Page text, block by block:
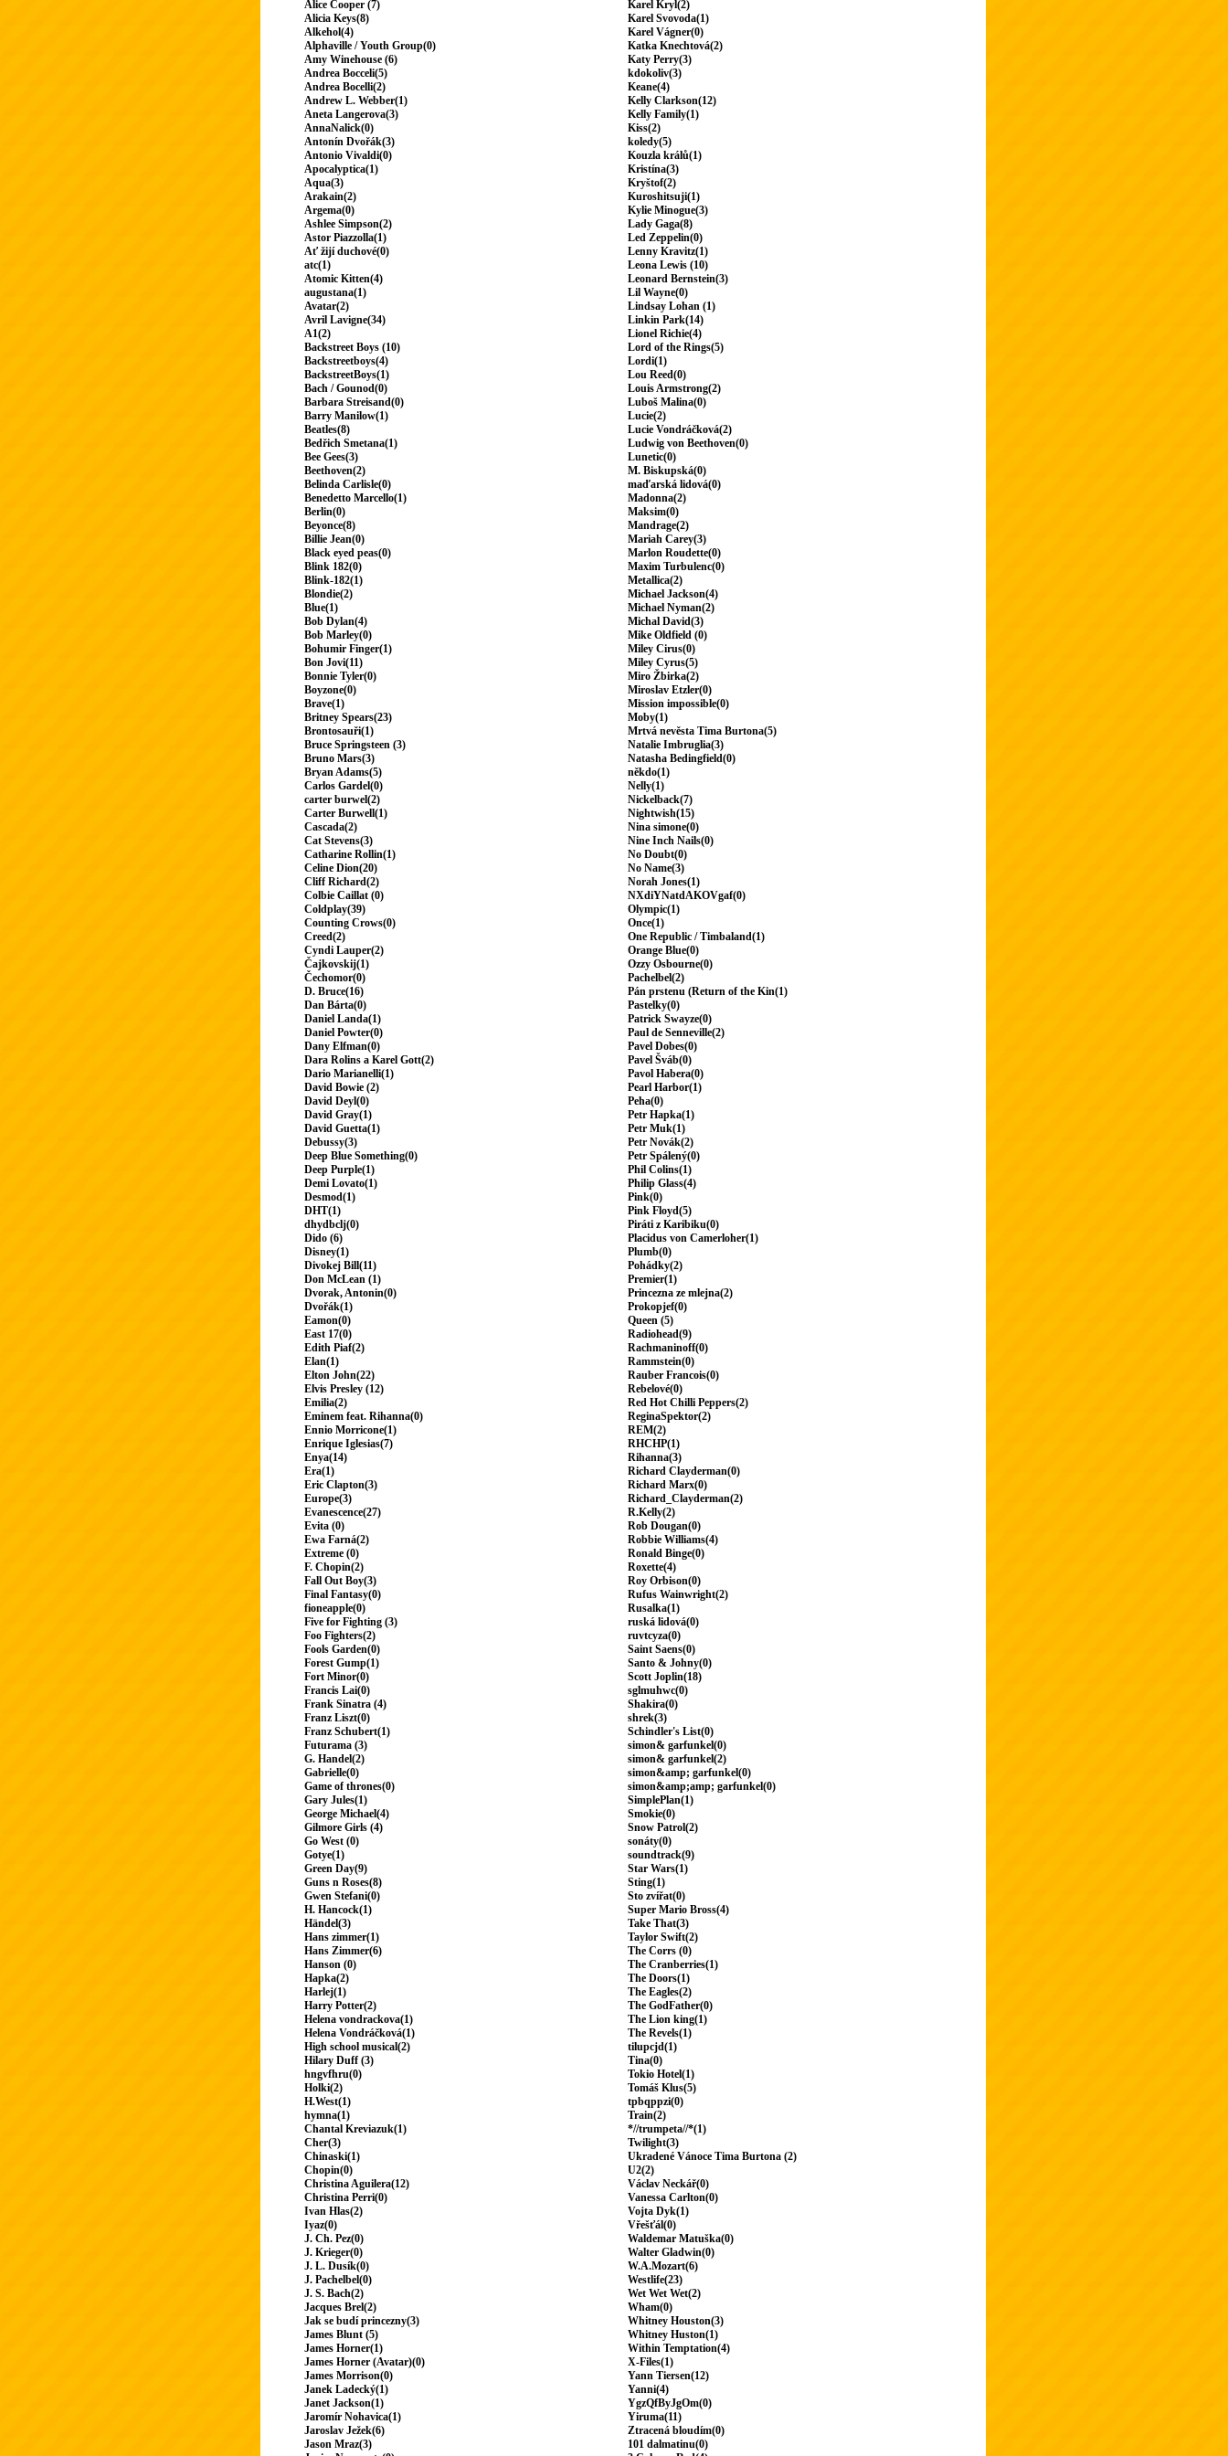
Alice Cooper (7)
Alicia Keys(8)
Alkehol(4)
Alphaville / Youth Group(0)
Amy Winehouse (6)
Andrea Bocceli(5)
Andrea Bocelli(2)
Andrew L. Webber(1)
Aneta Langerova(3)
AnnaNalick(0)
Antonín Dvořák(3)
Antonio Vivaldi(0)
Apocalyptica(1)
Aqua(3)
Arakain(2)
Argema(0)
Ashlee Simpson(2)
Astor Piazzolla(1)
Ať žijí duchové(0)
atc(1)
Atomic Kitten(4)
augustana(1)
Avatar(2)
Avril Lavigne(34)
A1(2)
Backstreet Boys (10)
Backstreetboys(4)
BackstreetBoys(1)
Bach / Gounod(0)
Barbara Streisand(0)
Barry Manilow(1)
Beatles(8)
Bedřich Smetana(1)
Bee Gees(3)
Beethoven(2)
Belinda Carlisle(0)
Benedetto Marcello(1)
Berlin(0)
Beyonce(8)
Billie Jean(0)
Black eyed peas(0)
Blink 182(0)
Blink-182(1)
Blondie(2)
Blue(1)
Bob Dylan(4)
Bob Marley(0)
Bohumir Finger(1)
Bon Jovi(11)
Bonnie Tyler(0)
Boyzone(0)
Brave(1)
Britney Spears(23)
Brontosauři(1)
Bruce Springsteen (3)
Bruno Mars(3)
Bryan Adams(5)
Carlos Gardel(0)
carter burwel(2)
Carter Burwell(1)
Cascada(2)
Cat Stevens(3)
Catharine Rollin(1)
Celine Dion(20)
Cliff Richard(2)
Colbie Caillat (0)
Coldplay(39)
Counting Crows(0)
Creed(2)
Cyndi Lauper(2)
Čajkovskij(1)
Čechomor(0)
D. Bruce(16)
Dan Bárta(0)
Daniel Landa(1)
Daniel Powter(0)
Dany Elfman(0)
Dara Rolins a Karel Gott(2)
Dario Marianelli(1)
David Bowie (2)
David Deyl(0)
David Gray(1)
David Guetta(1)
Debussy(3)
Deep Blue Something(0)
Deep Purple(1)
Demi Lovato(1)
Desmod(1)
DHT(1)
dhydbclj(0)
Dido (6)
Disney(1)
Divokej Bill(11)
Don McLean (1)
Dvorak, Antonin(0)
Dvořák(1)
Eamon(0)
East 17(0)
Edith Piaf(2)
Elan(1)
Elton John(22)
Elvis Presley (12)
Emilia(2)
Eminem feat. Rihanna(0)
Ennio Morricone(1)
Enrique Iglesias(7)
Enya(14)
Era(1)
Eric Clapton(3)
Europe(3)
Evanescence(27)
Evita (0)
Ewa Farná(2)
Extreme (0)
F. Chopin(2)
Fall Out Boy(3)
Final Fantasy(0)
fioneapple(0)
Five for Fighting (3)
Foo Fighters(2)
Fools Garden(0)
Forest Gump(1)
Fort Minor(0)
Francis Lai(0)
Frank Sinatra (4)
Franz Liszt(0)
Franz Schubert(1)
Futurama (3)
G. Handel(2)
Gabrielle(0)
Game of thrones(0)
Gary Jules(1)
George Michael(4)
Gilmore Girls (4)
Go West (0)
Gotye(1)
Green Day(9)
Guns n Roses(8)
Gwen Stefani(0)
H. Hancock(1)
Händel(3)
Hans zimmer(1)
Hans Zimmer(6)
Hanson (0)
Hapka(2)
Harlej(1)
Harry Potter(2)
Helena vondrackova(1)
Helena Vondráčková(1)
High school musical(2)
Hilary Duff (3)
hngvfhru(0)
Holki(2)
H.West(1)
hymna(1)
Chantal Kreviazuk(1)
Cher(3)
Chinaski(1)
Chopin(0)
Christina Aguilera(12)
Christina Perri(0)
Ivan Hlas(2)
Iyaz(0)
J. Ch. Pez(0)
J. Krieger(0)
J. L. Dusík(0)
J. Pachelbel(0)
J. S. Bach(2)
Jacques Brel(2)
Jak se budí princezny(3)
James Blunt (5)
James Horner(1)
James Horner (Avatar)(0)
James Morrison(0)
Janek Ladecký(1)
Janet Jackson(1)
Jaromír Nohavica(1)
Jaroslav Ježek(6)
Jason Mraz(3)
Karel Kryl(2)
Karel Svovoda(1)
Karel Vágner(0)
Katka Knechtová(2)
Katy Perry(3)
kdokoliv(3)
Keane(4)
Kelly Clarkson(12)
Kelly Family(1)
Kiss(2)
koledy(5)
Kouzla králů(1)
Kristína(3)
Kryštof(2)
Kuroshitsuji(1)
Kylie Minogue(3)
Lady Gaga(8)
Led Zeppelin(0)
Lenny Kravitz(1)
Leona Lewis (10)
Leonard Bernstein(3)
Lil Wayne(0)
Lindsay Lohan (1)
Linkin Park(14)
Lionel Richie(4)
Lord of the Rings(5)
Lordi(1)
Lou Reed(0)
Louis Armstrong(2)
Luboš Malina(0)
Lucie(2)
Lucie Vondráčková(2)
Ludwig von Beethoven(0)
Lunetic(0)
M. Biskupská(0)
maďarská lidová(0)
Madonna(2)
Maksim(0)
Mandrage(2)
Mariah Carey(3)
Marlon Roudette(0)
Maxim Turbulenc(0)
Metallica(2)
Michael Jackson(4)
Michael Nyman(2)
Michal David(3)
Mike Oldfield (0)
Miley Cirus(0)
Miley Cyrus(5)
Miro Žbirka(2)
Miroslav Etzler(0)
Mission impossible(0)
Moby(1)
Mrtvá nevěsta Tima Burtona(5)
Natalie Imbruglia(3)
Natasha Bedingfield(0)
někdo(1)
Nelly(1)
Nickelback(7)
Nightwish(15)
Nina simone(0)
Nine Inch Nails(0)
No Doubt(0)
No Name(3)
Norah Jones(1)
NXdiYNatdAKOVgaf(0)
Olympic(1)
Once(1)
One Republic / Timbaland(1)
Orange Blue(0)
Ozzy Osbourne(0)
Pachelbel(2)
Pán prstenu (Return of the Kin(1)
Pastelky(0)
Patrick Swayze(0)
Paul de Senneville(2)
Pavel Dobes(0)
Pavel Šváb(0)
Pavol Habera(0)
Pearl Harbor(1)
Peha(0)
Petr Hapka(1)
Petr Muk(1)
Petr Novák(2)
Petr Spálený(0)
Phil Colins(1)
Philip Glass(4)
Pink(0)
Pink Floyd(5)
Piráti z Karibiku(0)
Placidus von Camerloher(1)
Plumb(0)
Pohádky(2)
Premier(1)
Princezna ze mlejna(2)
Prokopjef(0)
Queen (5)
Radiohead(9)
Rachmaninoff(0)
Rammstein(0)
Rauber Francois(0)
Rebelové(0)
Red Hot Chilli Peppers(2)
ReginaSpektor(2)
REM(2)
RHCHP(1)
Rihanna(3)
Richard Clayderman(0)
Richard Marx(0)
Richard_Clayderman(2)
R.Kelly(2)
Rob Dougan(0)
Robbie Williams(4)
Ronald Binge(0)
Roxette(4)
Roy Orbison(0)
Rufus Wainwright(2)
Rusalka(1)
ruská lidová(0)
ruvtcyza(0)
Saint Saens(0)
Santo & Johny(0)
Scott Joplin(18)
sglmuhwc(0)
Shakira(0)
shrek(3)
Schindler's List(0)
simon& garfunkel(0)
simon& garfunkel(2)
simon&amp; garfunkel(0)
simon&amp;amp; garfunkel(0)
SimplePlan(1)
Smokie(0)
Snow Patrol(2)
sonáty(0)
soundtrack(9)
Star Wars(1)
Sting(1)
Sto zvířat(0)
Super Mario Bross(4)
Take That(3)
Taylor Swift(2)
The Corrs (0)
The Cranberries(1)
The Doors(1)
The Eagles(2)
The GodFather(0)
The Lion king(1)
The Revels(1)
tilupcjd(1)
Tina(0)
Tokio Hotel(1)
Tomáš Klus(5)
tpbqppzi(0)
Train(2)
*//trumpeta//*(1)
Twilight(3)
Ukradené Vánoce Tima Burtona (2)
U2(2)
Václav Neckář(0)
Vanessa Carlton(0)
Vojta Dyk(1)
Vřešťál(0)
Waldemar Matuška(0)
Walter Gladwin(0)
W.A.Mozart(6)
Westlife(23)
Wet Wet Wet(2)
Wham(0)
Whitney Houston(3)
Whitney Huston(1)
Within Temptation(4)
X-Files(1)
Yann Tiersen(12)
Yanni(4)
YgzQfByJgOm(0)
Yiruma(11)
Ztracená bloudím(0)
101 dalmatinu(0)